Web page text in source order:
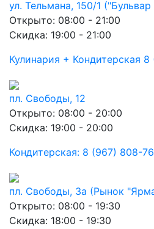
ул. Тельмана, 150/1 ("Бульвар
Открыто: 08:00 - 21:00
Скидка: 19:00 - 21:00
Кулинария + Кондитерская
пл. Свободы, 12
Открыто: 08:00 - 20:00
Скидка: 19:00 - 20:00
Кондитерская: 8 (967) 808-
пл. Свободы, 3а (Рынок
Открыто: 08:00 - 19:30
Скидка: 18:00 - 19:30